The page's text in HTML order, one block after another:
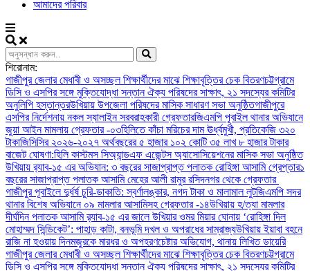
আমাদের পরিবার
শিরোনাম:
গাজীপুর জেলার মেধাবী ও অসচ্ছল শিক্ষার্থীদের মাঝে শিক্ষাবৃত্তির চেক বিতরণচট্টগ্রামে
ডিসি ও এসপির সঙ্গে মুক্তিযোদ্ধা সন্তান ঐক্য পরিষদের সাক্ষাৎ, ২১ সদস্যের কমিটির
অনুলিপি হস্তান্তরউখিয়ায় উপজেলা পরিষদের মাসিক সাধারণ সভা অনুষ্ঠিতগাজীপুরে
এসপির নির্দেশনায় নকল স্যালাইন সরবরাহকারী গ্রেফতারজিএমপি পূবাইল থানার অভিযানে
জুয়া আইন মামলায় গ্রেফতার -০৩হিলিতে কাঁচা মরিচের দাম ঊর্ধ্বমুখী, প্রতিকেজি ৩২০
টাকাজিসিসির ২০২৬-২০২৭ অর্থবছরের ৫ হাজার ১০২ কোটি ৩৫ লাখ ৮ হাজার টাকার
বাজেট ঘোষণা:হিলি কাস্টমস সিঅ্যান্ডএফ এজেন্টস অ্যাসোসিয়েশনের মাসিক সভা অনুষ্ঠিত
উখিয়ায় র‍্যাব-১৫ এর অভিযান: ৩ বছরের সাজাপ্রাপ্ত পলাতক রোহিঙ্গা আসামি গ্রেপ্তার১
বছরের সাজাপ্রাপ্ত পলাতক আসামি মেহের আলী রামুর রসিদনগর থেকে গ্রেফতার ‎
গাজীপুর পূবাইলে দুর্ধর্ষ চুরি-ডাকাতি: স্বর্ণালঙ্কার, নগদ টাকা ও মালামাল লুটজিএমপি সদর
থানার বিশেষ অভিযানে ০৯ মামলার আসামিসহ গ্রেফতার -১৪উখিয়ায় হ/ত্যা মামলার
দীর্ঘদিন পলাতক আসামি র‌্যাব-১৫ এর জালে ‎‎উখিয়ার ওমর মিয়ার ঘোনায় ‘রোহিঙ্গা দিল
মোহাম্মদ সিন্ডিকেট’: পাহাড় কাটা, বনভূমি দখল ও অপরাধের সাম্রাজ্যউখিয়ায় ইয়াবা বহনে
রাজি না হওয়ায় দিনমজুরকে মারধর ও অপহরণচেষ্টার অভিযোগ, থানায় লিখিত ডায়েরি
গাজীপুর জেলার মেধাবী ও অসচ্ছল শিক্ষার্থীদের মাঝে শিক্ষাবৃত্তির চেক বিতরণচট্টগ্রামে
ডিসি ও এসপির সঙ্গে মুক্তিযোদ্ধা সন্তান ঐক্য পরিষদের সাক্ষাৎ, ২১ সদস্যের কমিটির